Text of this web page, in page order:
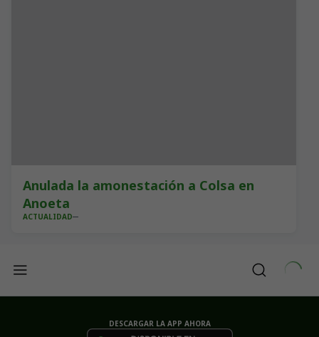
Anulada la amonestación a Colsa en
Anoeta
ACTUALIDAD
DESCARGAR LA APP AHORA